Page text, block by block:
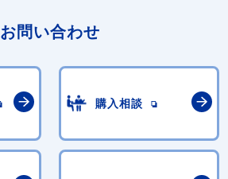
お問い合わせ
購入相談